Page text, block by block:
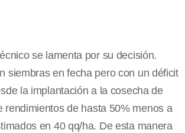
se lamenta por su decisión.
siembras en fecha pero con un déficit
la implantación a la cosecha de
rendimientos de hasta 50% menos a
en 40 qq/ha. De esta manera